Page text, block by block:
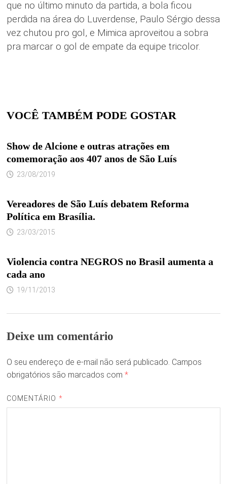
que no último minuto da partida, a bola ficou
perdida na área do Luverdense, Paulo Sérgio dessa
vez chutou pro gol, e Mimica aproveitou a sobra
pra marcar o gol de empate da equipe tricolor.
VOCÊ TAMBÉM PODE GOSTAR
Show de Alcione e outras atrações em
comemoração aos 407 anos de São Luís
23/08/2019
Vereadores de São Luís debatem Reforma
Política em Brasília.
23/03/2015
Violencia contra NEGROS no Brasil aumenta a
cada ano
19/11/2013
Deixe um comentário
O seu endereço de e-mail não será publicado. Campos
obrigatórios são marcados com *
COMENTÁRIO *